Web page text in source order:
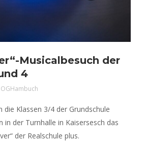
Musicalbesuch der
4
OGHambuch
die Klassen 3/4 der Grundschule
in der Turnhalle in Kaisersesch das
der Realschule plus.